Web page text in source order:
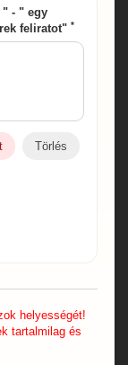
" - " egy
feliratot" *
Törlés
helyességét!
tartalmilag és